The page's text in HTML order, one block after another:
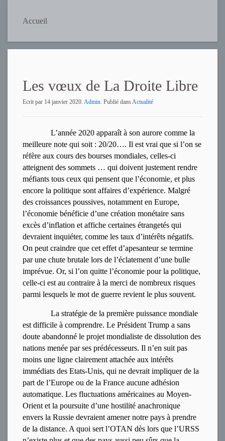
Accueil
Les vœux de La Droite Libre
Ecrit par 14 janvier 2020. Admin. Publié dansActualité
L’année 2020 apparaît à son aurore comme la
meilleure note qui soit : 20/20…. Il est vrai que si l’on se
réfère aux cours des bourses mondiales, celles-ci
atteignent des sommets … qui doivent justement rendre
méfiants tous ceux qui pensent que l’économie, et plus
encore la politique sont affaires d’expérience. Malgré
des croissances poussives, notamment en Europe,
l’économie bénéficie d’une création monétaire sans
excès d’inflation et affiche certaines étrangetés qui
devraient inquiéter, comme les taux d’intérêts négatifs.
On peut craindre que cet effet d’apesanteur se termine
par une chute brutale lors de l’éclatement d’une bulle
imprévue. Or, si l’on quitte l’économie pour la politique,
celle-ci est au contraire à la merci de nombreux risques
parmi lesquels le mot de guerre revient le plus souvent.
La stratégie de la première puissance mondiale
est difficile à comprendre. Le Président Trump a sans
doute abandonné le projet mondialiste de dissolution des
nations menée par ses prédécesseurs. Il n’en suit pas
moins une ligne clairement attachée aux intérêts
immédiats des Etats-Unis, qui ne devrait impliquer de la
part de l’Europe ou de la France aucune adhésion
automatique. Les fluctuations américaines au Moyen-
Orient et la poursuite d’une hostilité anachronique
envers la Russie devraient amener notre pays à prendre
de la distance. A quoi sert l’OTAN dès lors que l’URSS